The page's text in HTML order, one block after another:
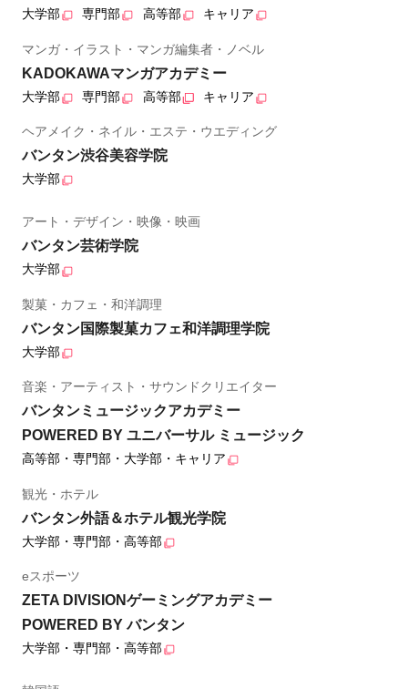
大学部 専門部 高等部 キャリア
マンガ・イラスト・マンガ編集者・ノベル
KADOKAWAマンガアカデミー
大学部 専門部 高等部 キャリア
ヘアメイク・ネイル・エステ・ウエディング
バンタン渋谷美容学院
大学部
アート・デザイン・映像・映画
バンタン芸術学院
大学部
製菓・カフェ・和洋調理
バンタン国際製菓カフェ和洋調理学院
大学部
音楽・アーティスト・サウンドクリエイター
バンタンミュージックアカデミー
POWERED BY ユニバーサル ミュージック
高等部・専門部・大学部・キャリア
観光・ホテル
バンタン外語＆ホテル観光学院
大学部・専門部・高等部
eスポーツ
ZETA DIVISIONゲーミングアカデミー
POWERED BY バンタン
大学部・専門部・高等部